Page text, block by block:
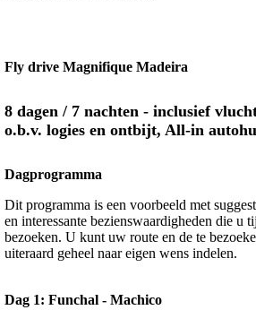
Fly drive Magnifique Madeira
8 dagen / 7 nachten - inclusief
o.b.v. logies en ontbijt, All-in
Dagprogramma
Dit programma is een voorbeeld met
en interessante bezienswaardigheden die
bezoeken. U kunt uw route en de te
uiteraard geheel naar eigen wens indelen.
Dag 1: Funchal - Machico